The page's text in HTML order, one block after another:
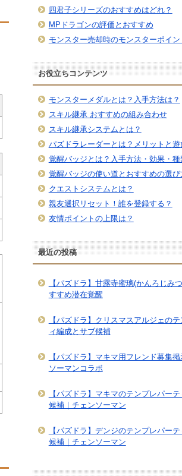
四君子シリーズのおすすめはどれ？
MPドラゴンの評価とおすすめ
モンスター売却時のモンスターポイン
お役立ちコンテンツ
モンスターメダルとは？入手方法は？
スキル継承 おすすめの組み合わせ
スキル継承システムとは？
パズドラレーダーとは？メリットと遊
覚醒バッジとは？入手方法・効果・種
覚醒バッジの使い道とおすすめの選び
クエストシステムとは？
親友選択リセット！誰を登録する？
友情ポイントの上限は？
最近の投稿
【パズドラ】甘露寺蜜璃(かんろじみ
すすめ潜在覚醒
【パズドラ】クリスマスアルジェの
ィ編成とサブ候補
【パズドラ】マキマ用フレンド募集
ソーマンコラボ
【パズドラ】マキマのテンプレパー
候補｜チェンソーマン
【パズドラ】デンジのテンプレパー
候補｜チェンソーマン